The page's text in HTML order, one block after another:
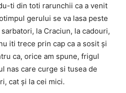
ti din toti rarunchii ca a venit
gerului se va lasa peste
la Craciun, la cadouri,
iti trece prin cap ca a sosit și
ca, orice am spune, frigul
nas care curge si tusea de
cat și la cei mici.